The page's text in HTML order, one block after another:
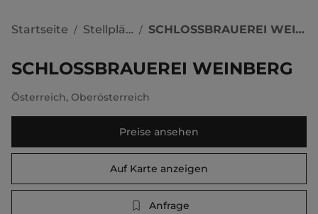
Startseite / Stellplätze / SCHLOSSBRAUEREI WEINBERG
SCHLOSSBRAUEREI WEINBERG
Österreich, Oberösterreich
Preise ansehen
Auf Karte anzeigen
Anfrage